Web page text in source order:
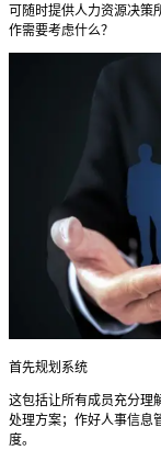
可随时提供人力资源决策
作需要考虑什么？
首先规划系统
这包括让所有成员充分理
处理方案；作好人事信息
度。